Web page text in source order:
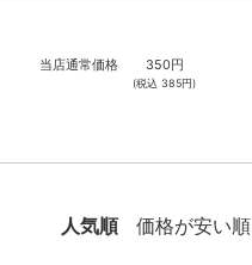
当店通常価格 350円
(税込385円)
人気順 価格が安い順